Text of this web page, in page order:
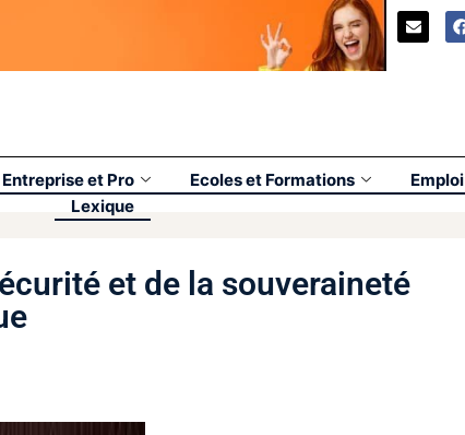
Entreprise et Pro Ecoles et Formations Emploi
Lexique
et de la souveraineté